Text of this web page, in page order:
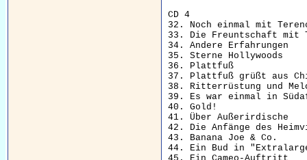
CD 4
32. Noch einmal mit
33. Die Freuntschaft mit
34. Andere Erfahrungen
35. Sterne Hollywoods
36. Plattfuß
37. Plattfuß grüßt aus
38. Ritterrüstung und
39. Es war einmal in
40. Gold!
41. Über Außerirdische
42. Die Anfänge des
43. Banana Joe & Co.
44. Ein Bud in